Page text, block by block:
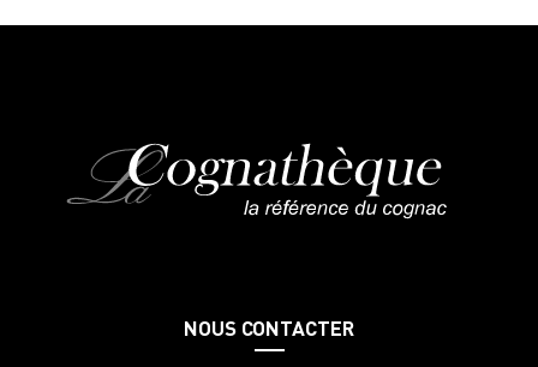
NOUS CONTACTER